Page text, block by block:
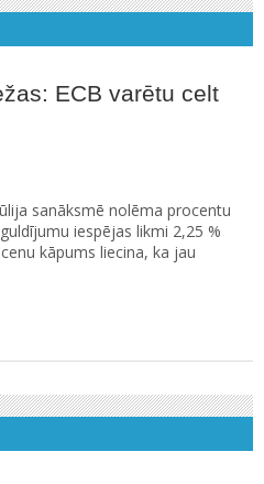
ECB varētu celt
sanāksmē nolēma procentu
iespējas likmi 2,25 %
kāpums liecina, ka jau